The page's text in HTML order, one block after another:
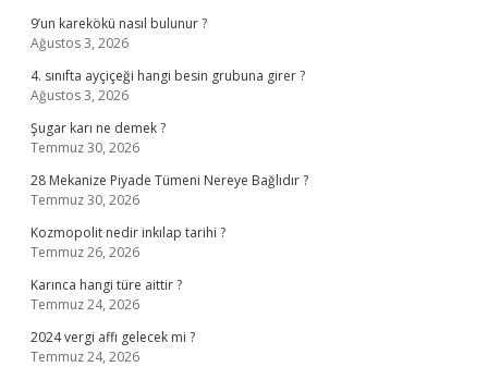
9’un karekökü nasıl bulunur ?
Ağustos 3, 2026
4. sınıfta ayçiçeği hangi besin grubuna girer ?
Ağustos 3, 2026
Şugar karı ne demek ?
Temmuz 30, 2026
28 Mekanize Piyade Tümeni Nereye Bağlıdır ?
Temmuz 30, 2026
Kozmopolit nedir inkılap tarihi ?
Temmuz 26, 2026
Karınca hangi türe aittir ?
Temmuz 24, 2026
2024 vergi affı gelecek mi ?
Temmuz 24, 2026